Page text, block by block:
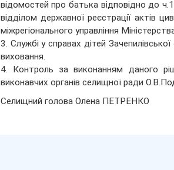
відомостей про батька відповідно до
відділом державної реєстрації актів
міжрегіонального управління
3. Службі у справах дітей
виховання.
4. Контроль за виконанням даного
виконавчих органів селищної ради
Селищний голова Олена ПЕТРЕНКО